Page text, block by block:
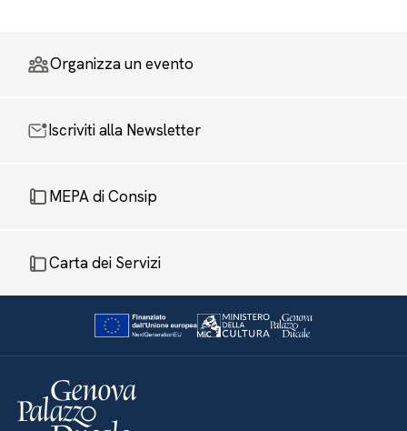
Organizza un evento
Iscriviti alla Newsletter
MEPA di Consip
Carta dei Servizi